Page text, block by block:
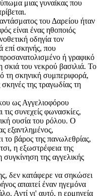
μιας γυναίκας που
του Δαρείου ήταν
είναι ένας ηθοποιός
οδηγία τον
επί σκηνής, που
ή γραφικό
του νεκρού βασιλιά. Το
τη σκηνική συμπεριφορά,
της τραγωδίας τη
ως Αγγελιοφόρου
συνεχείς φωνασκίες,
ουσία του ρόλου. Ο
εξαντλημένος,
το βάρος της πανωλεθρίας,
η εξωστρέφεια της
συγκίνηση της αγγελικής
κατάφερε να σηκώσει
απαιτεί έναν ηγεμόνα
Αντί γι' αυτό, η ερμηνεία